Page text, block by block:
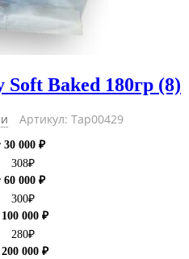
Baked 180гр (8)
Артикул: Тар00429
30 000 ₽
308₽
60 000 ₽
300₽
000 ₽
280₽
000 ₽